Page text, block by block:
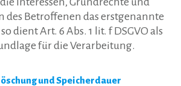
des Betroffenen das erstgenannte
dient Art. 6 Abs. 1 lit. f DSGVO als
für die Verarbeitung.
und Speicherdauer